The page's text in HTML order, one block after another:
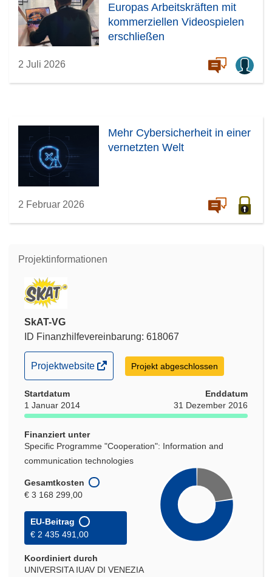
Europas Arbeitskräften mit
kommerziellen Videospielen
erschließen
2 Juli 2026
Mehr Cybersicherheit in einer
vernetzten Welt
2 Februar 2026
Projektinformationen
SkAT-VG
ID Finanzhilfevereinbarung: 618067
(öffnet
in
neuem
Fenster)
Projektwebsite Projekt abgeschlossen
Startdatum
1 Januar 2014
Enddatum
31 Dezember 2016
Finanziert unter
Specific Programme "Cooperation": Information and
communication technologies
Gesamtkosten
€ 3 168 299,00
EU-Beitrag
€ 2 435 491,00
Koordiniert durch
UNIVERSITA IUAV DI VENEZIA